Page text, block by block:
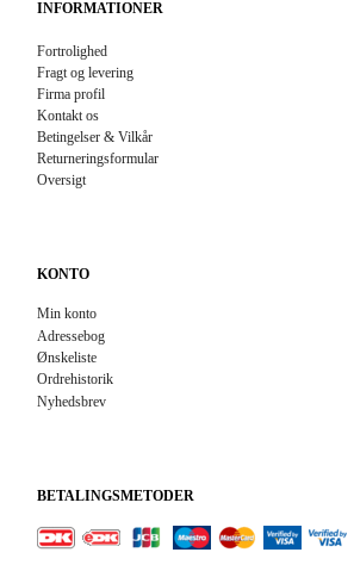
INFORMATIONER
Fortrolighed
Fragt og levering
Firma profil
Kontakt os
Betingelser & Vilkår
Returneringsformular
Oversigt
KONTO
Min konto
Adressebog
Ønskeliste
Ordrehistorik
Nyhedsbrev
BETALINGSMETODER